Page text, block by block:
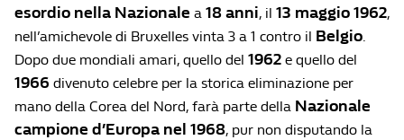
esordio nella Nazionale a 18 anni, il 13 maggio 1962,
nell’amichevole di Bruxelles vinta 3 a 1 contro il Belgio.
Dopo due mondiali amari, quello del 1962 e quello del
1966 divenuto celebre per la storica eliminazione per
mano della Corea del Nord, farà parte della Nazionale
campione d’Europa nel 1968, pur non disputando la